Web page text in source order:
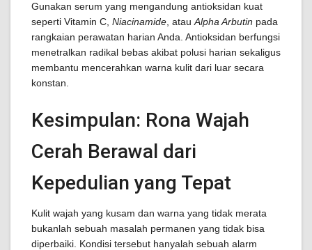
Gunakan serum yang mengandung antioksidan kuat
seperti Vitamin C, Niacinamide , atau Alpha Arbutin pada
rangkaian perawatan harian Anda. Antioksidan berfungsi
menetralkan radikal bebas akibat polusi harian sekaligus
membantu mencerahkan warna kulit dari luar secara
konstan.
Kesimpulan: Rona Wajah
Cerah Berawal dari
Kepedulian yang Tepat
Kulit wajah yang kusam dan warna yang tidak merata
bukanlah sebuah masalah permanen yang tidak bisa
diperbaiki. Kondisi tersebut hanyalah sebuah alarm